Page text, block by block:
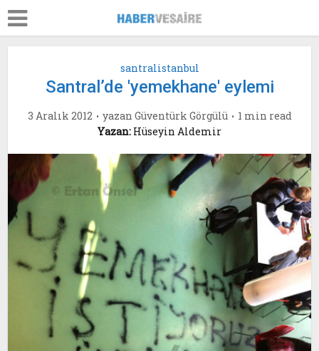
santralistanbul
Santral’de 'yemekhane' eylemi
3 Aralık 2012 yazan Güventürk Görgülü
1 min read
Yazan: Hüseyin Aldemir